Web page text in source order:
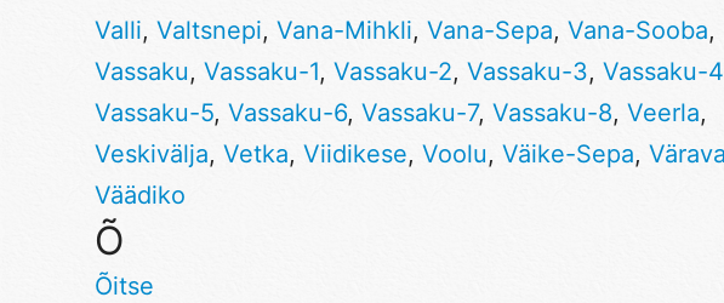
Valli, Valtsnepi, Vana-Mihkli, Vana-Sepa, Vana-Sooba,
Vassaku, Vassaku-1, Vassaku-2, Vassaku-3, Vassaku-4
Vassaku-5, Vassaku-6, Vassaku-7, Vassaku-8, Veerla,
Veskivälja, Vetka, Viidikese, Voolu, Väike-Sepa,
Väädiko
Õ
Õitse